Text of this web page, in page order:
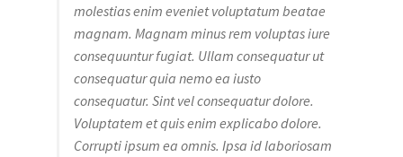
molestias enim eveniet voluptatum beatae
magnam. Magnam minus rem voluptas iure
consequuntur fugiat. Ullam consequatur ut
consequatur quia nemo ea iusto
consequatur. Sint vel consequatur dolore.
Voluptatem et quis enim explicabo dolore.
Corrupti ipsum ea omnis. Ipsa id laboriosam